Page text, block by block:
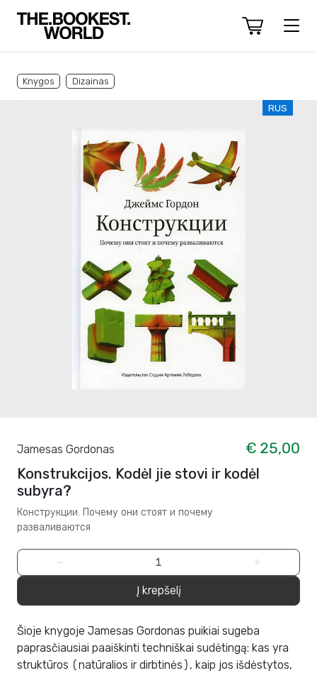
Knygos Dizainas
RUS
Jamesas Gordonas
€ 25,00
Konstrukcijos. Kodėl jie stovi ir kodėl
subyra?
Конструкции. Почему они стоят и почему
разваливаются
− +
Į krepšelį
Šioje knygoje Jamesas Gordonas puikiai sugeba
paprasčiausiai paaiškinti techniškai sudėtingą: kas yra
struktūros (natūralios ir dirbtinės), kaip jos išdėstytos,